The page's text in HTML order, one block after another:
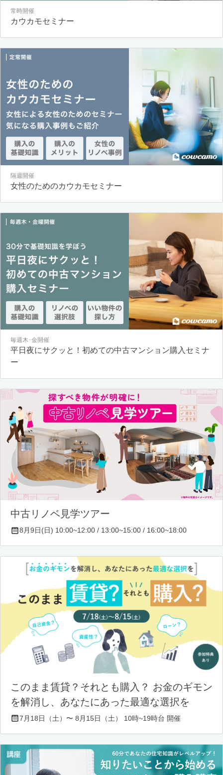
常時開催
カウカモセミナー
隔週開催
女性のためのカウカモセミナー
毎週木･金開催
平日夜にサクッと！初めての中古マンション購入セミナ
ー
中古リノベ見学ツアー
8月9日(日) 10:00~12:00 / 13:00~15:00 / 16:00~18:00
このまま賃貸？それとも購入？ お金のギモン
を解消し、あなたにあった最適な選択を
7月18日（土）〜 8月15日（土） 10時~19時台 開催